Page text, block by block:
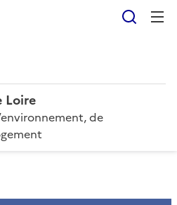
Loire
de